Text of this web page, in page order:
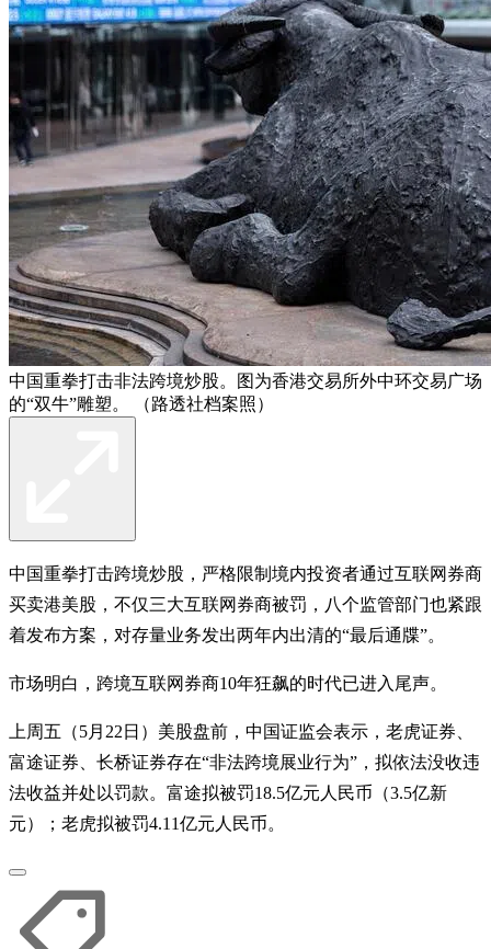
中国重拳打击非法跨境炒股。图为香港交易所外中环交易广场
的“双牛”雕塑。 （路透社档案照）
中国重拳打击跨境炒股，严格限制境内投资者通过互联网券商
买卖港美股，不仅三大互联网券商被罚，八个监管部门也紧跟
着发布方案，对存量业务发出两年内出清的“最后通牒”。
市场明白，跨境互联网券商10年狂飙的时代已进入尾声。
上周五（5月22日）美股盘前，中国证监会表示，老虎证券、
富途证券、长桥证券存在“非法跨境展业行为”，拟依法没收违
法收益并处以罚款。富途拟被罚18.5亿元人民币（3.5亿新
元）；老虎拟被罚4.11亿元人民币。